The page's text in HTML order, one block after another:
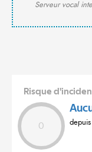
Serveur vocal
Risque
0